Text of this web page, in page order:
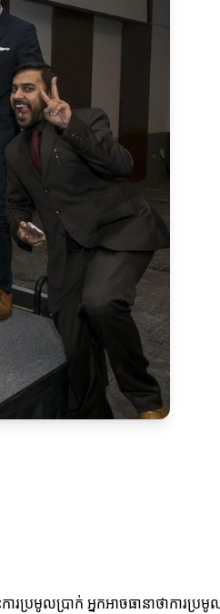
ារប្រមូលប្រាក់ អ្នកអាចធានាថាការប្រ